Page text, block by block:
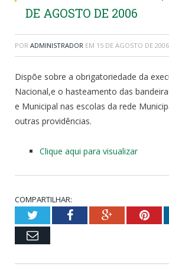
DE AGOSTO DE 2006
POR ADMINISTRADOR EM 15 DE AGOSTO DE 2006
Dispõe sobre a obrigatoriedade da
Nacional,e o hasteamento das
e Municipal nas escolas da rede
outras providências.
Clique aqui para visualizar
COMPARTILHAR:
TwitterFacebookGoogle+
Email